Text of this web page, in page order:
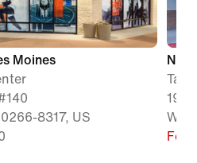
Moines
8317, US